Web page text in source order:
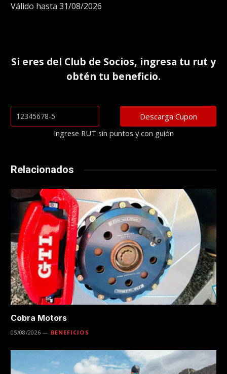
Válido hasta 31/08/2026
Si eres del Club de Socios, ingresa tu rut y
obtén tu beneficio.
Ingrese RUT sin puntos y con guión
Relacionados
Cobra Motors
05/08/2026 BENEFICIOS